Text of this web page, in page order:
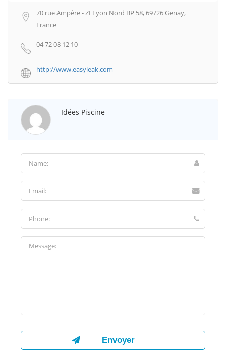
70 rue Ampère - ZI Lyon Nord BP 58, 69726 Genay,
France
04 72 08 12 10
http://www.easyleak.com
Idées Piscine